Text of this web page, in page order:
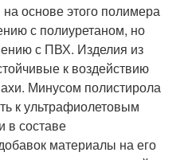
основе этого полимера
с полиуретаном, но
с ПВХ. Изделия из
к воздействию
Минусом полистирола
к ультрафиолетовым
в составе
материалы на его